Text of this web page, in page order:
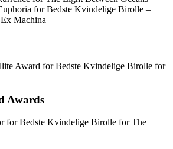
for Bedste Kvindelige Birolle –
Machina
Award for Bedste Kvindelige Birolle for
Awards
for Bedste Kvindelige Birolle for The